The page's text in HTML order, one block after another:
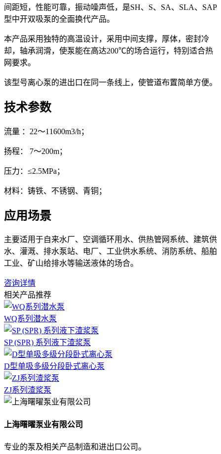
间距短，性能可靠，振动噪声低，是SH、S、SA、SLA、SAP
型中开双吸泵的全面换代产品。
本产品采用独特的高温设计，采用中间支撑，厚体，密封冷
却，轴承润滑，使泵能在高达200℃的场合运行，特别适合热
网要求。
该型号离心泵的进出口在同一条线上，使管道布置简单方便。
技术参数
流量 ：22～11600m3/h；
扬程： 7～200m；
压力：≤2.5MPa；
材料：铸铁、不锈钢、青铜；
应用场景
主要适用于自来水厂、空调循环用水、供热管网系统、建筑供
水、灌溉、排水泵站、电厂、工业供水系统、消防系统、船舶
工业、矿山给排水等输送液体的场合。
咨询详情
相关产品推荐
WQ系列潜水泵
SP (SPR) 系列液下渣浆泵
D型单吸多级分段卧式离心泵
ZJ系列渣浆泵
上海曙曜泵业有限公司
专业的泵及相关产品制造和进出口公司。